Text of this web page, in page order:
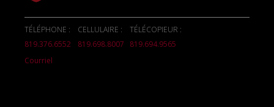
TÉLÉPHONE :
819.376.6552
CELLULAIRE :
819.698.8007
TÉLÉCOPIEUR :
819.694.9565
Courriel